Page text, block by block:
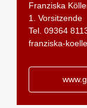
Franziska
1. Vorsitzende
Tel. 09364
franziska-